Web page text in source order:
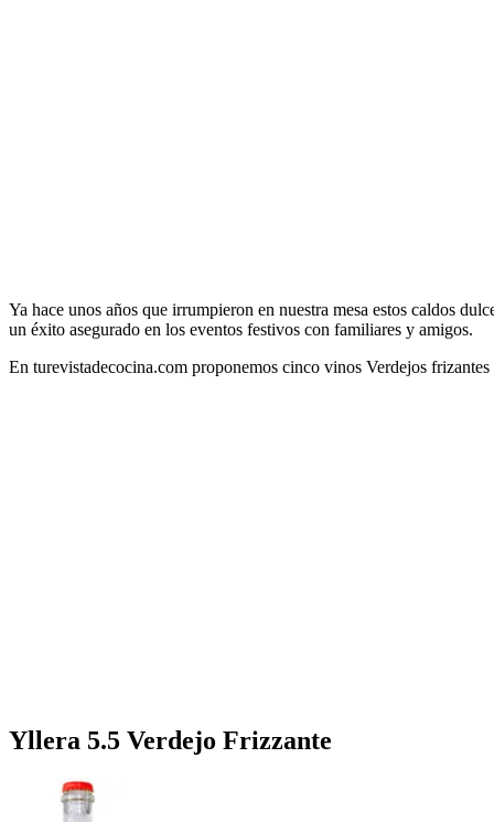
Ya hace unos años que irrumpieron en nuestra mesa estos caldos
un éxito asegurado en los eventos festivos con familiares y amigos.
En turevistadecocina.com proponemos cinco vinos Verdejos
Yllera 5.5 Verdejo Frizzante